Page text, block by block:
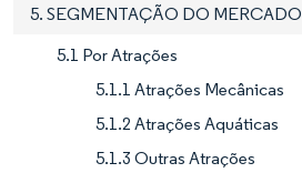
5. SEGMENTAÇÃO DO MERCADO
5.1 Por Atrações
5.1.1 Atrações Mecânicas
5.1.2 Atrações Aquáticas
5.1.3 Outras Atrações